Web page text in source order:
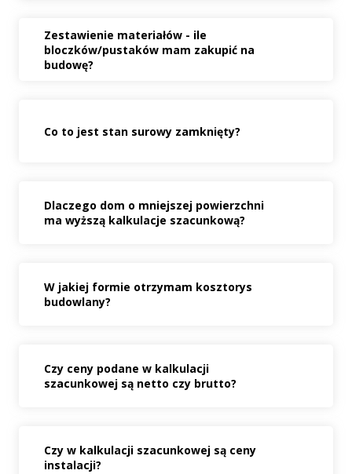
Zestawienie materiałów - ile
bloczków/pustaków mam zakupić na
budowę?
Co to jest stan surowy zamknięty?
Dlaczego dom o mniejszej powierzchni
ma wyższą kalkulacje szacunkową?
W jakiej formie otrzymam kosztorys
budowlany?
Czy ceny podane w kalkulacji
szacunkowej są netto czy brutto?
Czy w kalkulacji szacunkowej są ceny
instalacji?